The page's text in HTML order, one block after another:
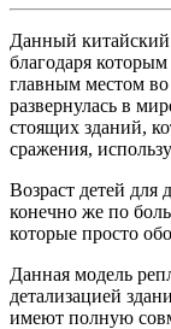
Данный китайский
благодаря
главным местом
развернулась в
стоящих зданий,
сражения,
Возраст детей для
конечно же по
которые просто
Данная модель
детализацией
имеют полную